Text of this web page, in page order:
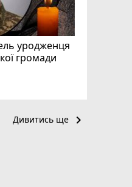
уродженця
громади
Дивитись ще keyboard_arrow_right